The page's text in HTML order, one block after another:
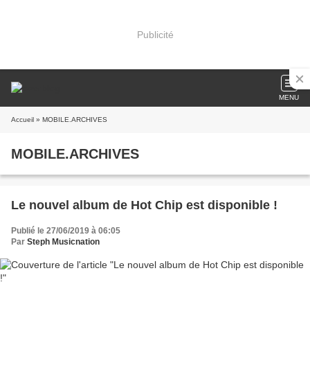
Publicité
MENU
Accueil » MOBILE.ARCHIVES
MOBILE.ARCHIVES
Le nouvel album de Hot Chip est disponible !
Publié le 27/06/2019 à 06:05
Par Steph Musicnation